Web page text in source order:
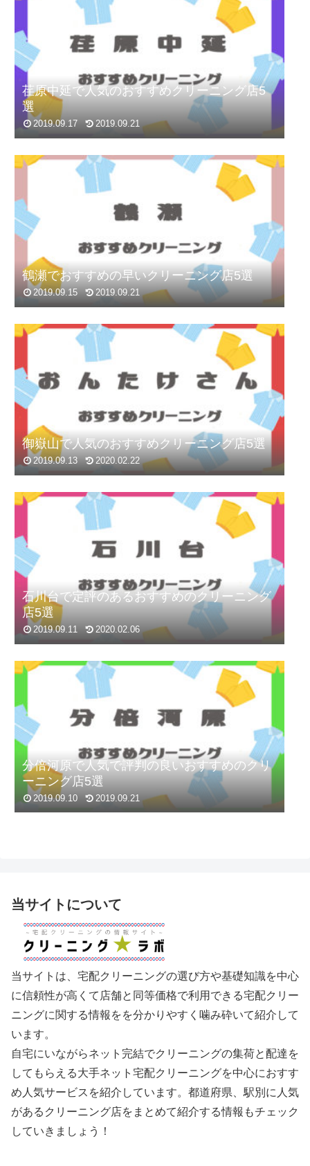
荏原中延で人気のおすすめクリーニング店5
選
2019.09.17 2019.09.21
鶴瀬でおすすめの早いクリーニング店5選
2019.09.15 2019.09.21
御嶽山で人気のおすすめクリーニング店5選
2019.09.13 2020.02.22
石川台で定評のあるおすすめのクリーニング
店5選
2019.09.11 2020.02.06
分倍河原で人気で評判の良いおすすめのクリ
ーニング店5選
2019.09.10 2019.09.21
当サイトについて
当サイトは、宅配クリーニングの選び方や基礎知識を中心
に信頼性が高くて店舗と同等価格で利用できる宅配クリー
ニングに関する情報をを分かりやすく噛み砕いて紹介して
います。
自宅にいながらネット完結でクリーニングの集荷と配達を
してもらえる大手ネット宅配クリーニングを中心におすす
め人気サービスを紹介しています。都道府県、駅別に人気
があるクリーニング店をまとめて紹介する情報もチェック
していきましょう！